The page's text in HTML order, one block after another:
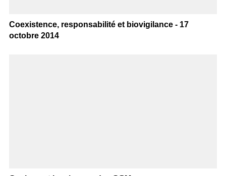
Coexistence, responsabilité et biovigilance - 17
octobre 2014